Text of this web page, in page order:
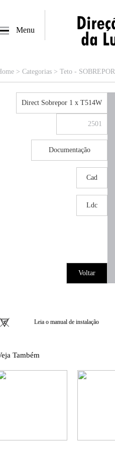
Menu
> Categorias > Teto - SOBREPOR
Direct Sobrepor 1 x T514W
2501
Documentação
Cad
Ldc
Voltar
Leia o manual de instalação
Também